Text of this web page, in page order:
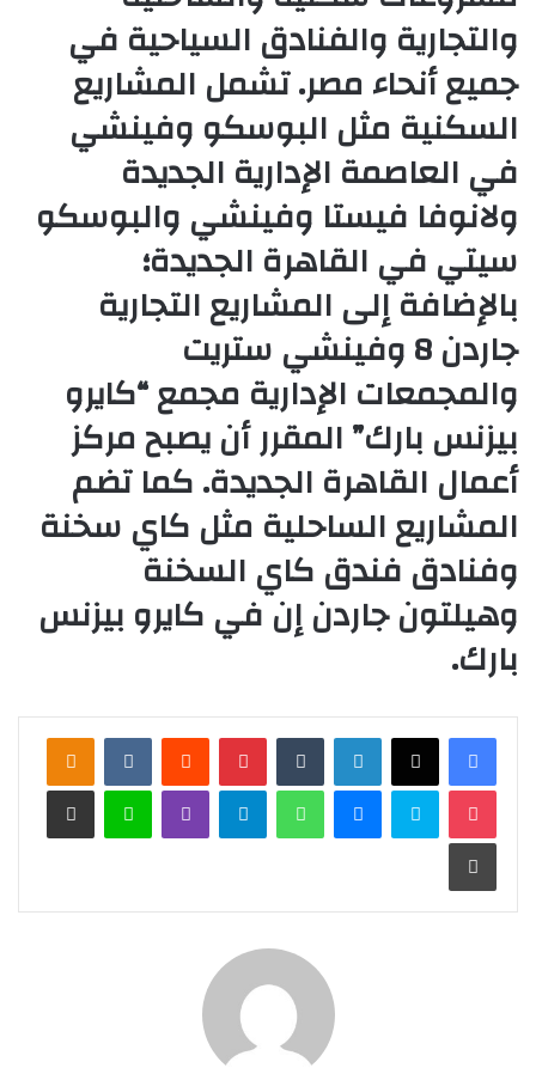
والتجارية والفنادق السياحية في
جميع أنحاء مصر. تشمل المشاريع
السكنية مثل البوسكو وفينشي
في العاصمة الإدارية الجديدة
ولانوفا فيستا وفينشي والبوسكو
سيتي في القاهرة الجديدة؛
بالإضافة إلى المشاريع التجارية
جاردن 8 وفينشي ستريت
والمجمعات الإدارية مجمع “كايرو
بيزنس بارك” المقرر أن يصبح مركز
أعمال القاهرة الجديدة. كما تضم
المشاريع الساحلية مثل كاي سخنة
وفنادق فندق كاي السخنة
وهيلتون جاردن إن في كايرو بيزنس
بارك.
لينكدإن بينتيريست
سكايب واتساب لاين